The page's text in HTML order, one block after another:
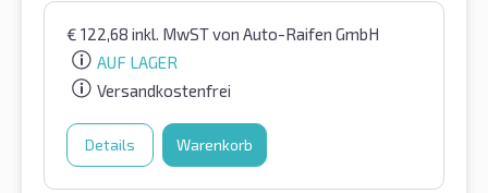
€ 122,68 inkl. MwSTvon Auto-Raifen GmbH
AUF LAGER
Versandkostenfrei
Details Warenkorb